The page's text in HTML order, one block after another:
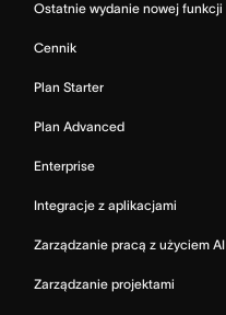
Ostatnie wydanie nowej funkcji
Cennik
Plan Starter
Plan Advanced
Enterprise
Integracje z aplikacjami
Zarządzanie pracą z użyciem AI
Zarządzanie projektami